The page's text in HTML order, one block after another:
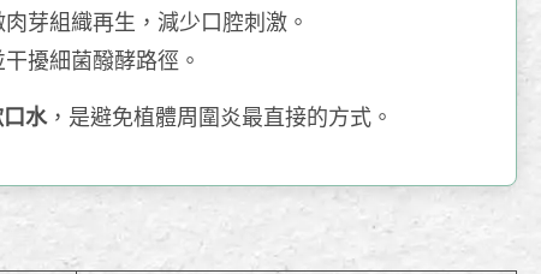
芽組織再生，減少口腔刺激。
擾細菌醱酵路徑。
水，是避免植體周圍炎最直接的方式。